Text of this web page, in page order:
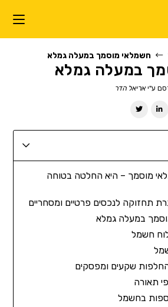
חשמלאי מוסמך במעלה גמלא
במעלה גמלא
ע"יאריאל הדר
מוסמך – היא החלטה בטוחה
תחזוקה לנכסים פרטיים ומסחריים
במעלה גמלא
חשמל
שקעים ומפסקים
תאורה
בחשמל